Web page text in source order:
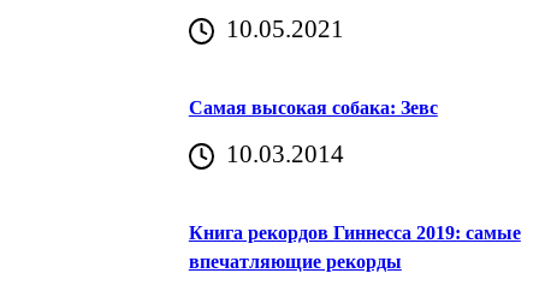
10.05.2021
Самая высокая собака: Зевс
10.03.2014
Книга рекордов Гиннесса 2019: самые
впечатляющие рекорды